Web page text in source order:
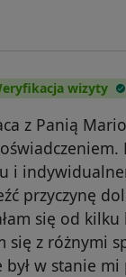
wizyty
z Panią
i
przyczynę
się od kilku
się z różnymi
w stanie mi